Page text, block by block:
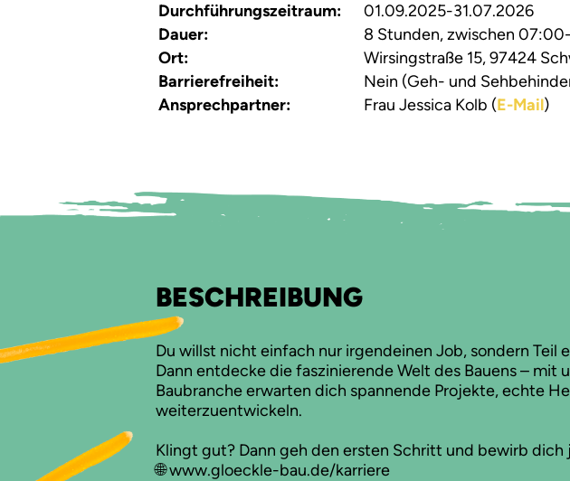
Durchführungszeitraum:
01.09.2025-31.07.2026
Dauer:
8 Stunden, zwischen
Ort:
Wirsingstraße 15, 97424
Barrierefreiheit:
Nein (Geh- und
Ansprechpartner:
Frau Jessica Kolb (E-Mail)
BESCHREIBUNG
Du willst nicht einfach nur irgendeinen Job, sondern Teil
Dann entdecke die faszinierende Welt des Bauens – mit
Baubranche erwarten dich spannende Projekte, echte
weiterzuentwickeln.
Klingt gut? Dann geh den ersten Schritt und bewirb
🌐 www.gloeckle-bau.de/karriere